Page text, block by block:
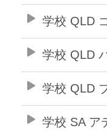
学校 QLD
学校 QLD
学校 QLD
学校 SA ア